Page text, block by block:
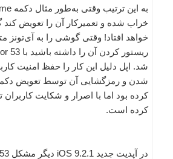
خراب شده و تعمیرکار آن را تعویض کند
خواهد افتاد! وقتی گوشی را به آی‌تونز
شد. اپل دلیل این کار را حفظ امنیت
کرده بود اما با اصرار و شکایت
کرده است.